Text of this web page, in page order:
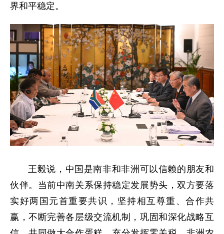
界和平稳定。
王毅说，中国是南非和非洲可以信赖的朋友和
伙伴。当前中南关系保持稳定发展势头，双方要落
实好两国元首重要共识，坚持相互尊重、合作共
赢，不断完善各层级交流机制，巩固和深化战略互